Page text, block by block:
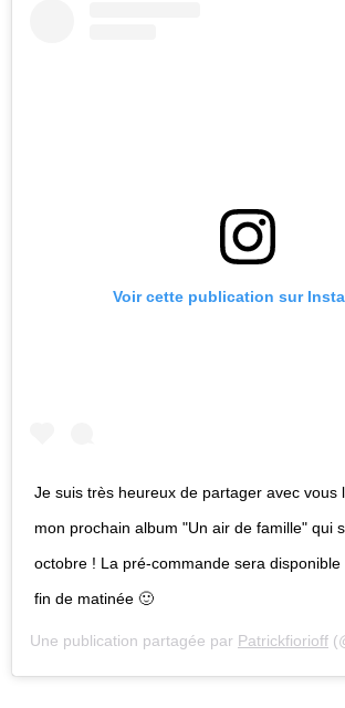
Voir cette publication sur
Je suis très heureux de partager avec vous
mon prochain album "Un air de famille" qui
octobre ! La pré-commande sera disponible
fin de matinée 🙂
Une publication partagée par Patrickfiorioff